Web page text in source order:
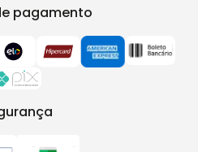
pagamento